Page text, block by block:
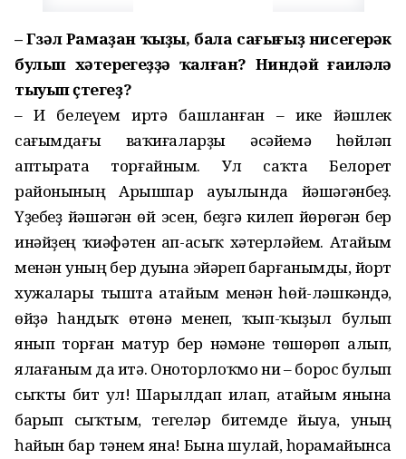
– Гүзәл Рамаҙан ҡыҙы, бала сағығыҙ нисегерәк
булып хәтерегеҙҙә ҡалған? Ниндәй ғаиләлә
тыуып үҫтегеҙ?
– Иҫ белеүем иртә башланған – ике йәшлек
сағымдағы ваҡиғаларҙы әсәйемә һөйләп
аптырата торғайным. Ул саҡта Белорет
районының Арышпар ауылында йәшәгәнбеҙ.
Үҙебеҙ йәшәгән өй эсен, беҙгә килеп йөрөгән бер
инәйҙең ҡиәфәтен ап-асыҡ хәтерләйем. Атайым
менән уның бер дуҫына эйәреп барғанымды, йорт
хужалары тышта атайым менән һөй-ләшкәндә,
өйҙә һандыҡ өҫтөнә менеп, ҡып-ҡыҙыл булып
янып торған матур бер нәмәне төшөрөп алып,
ялағаным да иҫтә. Оноторлоҡмо ни – борос булып
сыҡты бит ул! Шарылдап илап, атайым янына
барып сыҡтым, тегеләр битемде йыуа, уның
һайын бар тәнем яна! Бына шулай, һорамайынса